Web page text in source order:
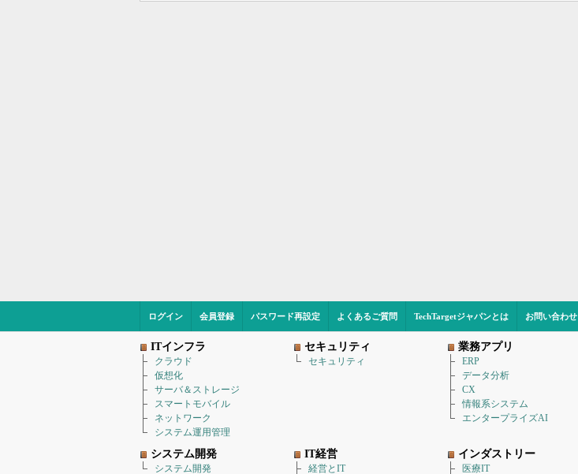
ログイン 会員登録 パスワード再設定 よくあるご質問 TechTargetジャパンとは お問い合わせ
ITインフラ
クラウド
仮想化
サーバ＆ストレージ
スマートモバイル
ネットワーク
システム運用管理
セキュリティ
セキュリティ
業務アプリ
ERP
データ分析
CX
情報系システム
エンタープライズAI
システム開発
システム開発
IT経営
経営とIT
インダストリー
医療IT